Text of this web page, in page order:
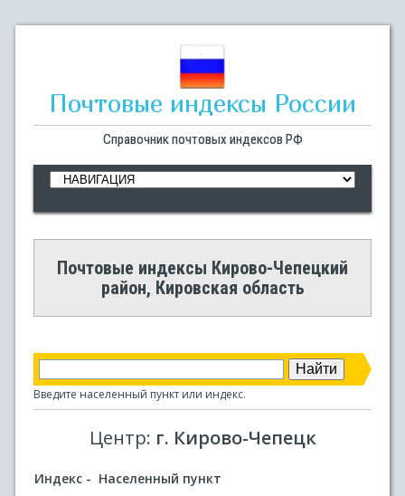
Почтовые индексы России
Справочник почтовых индексов РФ
Почтовые индексы Кирово-Чепецкий
район, Кировская область
Введите населенный пункт или индекс.
Центр: г. Кирово-Чепецк
Индекс - Населенный пункт